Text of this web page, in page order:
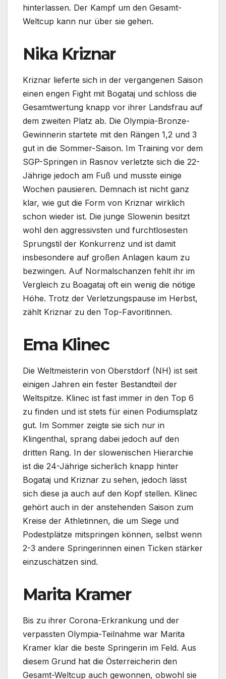
hinterlassen. Der Kampf um den Gesamt-
Weltcup kann nur über sie gehen.
Nika Kriznar
Kriznar lieferte sich in der vergangenen Saison
einen engen Fight mit Bogataj und schloss die
Gesamtwertung knapp vor ihrer Landsfrau auf
dem zweiten Platz ab. Die Olympia-Bronze-
Gewinnerin startete mit den Rängen 1,2 und 3
gut in die Sommer-Saison. Im Training vor dem
SGP-Springen in Rasnov verletzte sich die 22-
Jährige jedoch am Fuß und musste einige
Wochen pausieren. Demnach ist nicht ganz
klar, wie gut die Form von Kriznar wirklich
schon wieder ist. Die junge Slowenin besitzt
wohl den aggressivsten und furchtlosesten
Sprungstil der Konkurrenz und ist damit
insbesondere auf großen Anlagen kaum zu
bezwingen. Auf Normalschanzen fehlt ihr im
Vergleich zu Boagataj oft ein wenig die nötige
Höhe. Trotz der Verletzungspause im Herbst,
zählt Kriznar zu den Top-Favoritinnen.
Ema Klinec
Die Weltmeisterin von Oberstdorf (NH) ist seit
einigen Jahren ein fester Bestandteil der
Weltspitze. Klinec ist fast immer in den Top 6
zu finden und ist stets für einen Podiumsplatz
gut. Im Sommer zeigte sie sich nur in
Klingenthal, sprang dabei jedoch auf den
dritten Rang. In der slowenischen Hierarchie
ist die 24-Jährige sicherlich knapp hinter
Bogataj und Kriznar zu sehen, jedoch lässt
sich diese ja auch auf den Kopf stellen. Klinec
gehört auch in der anstehenden Saison zum
Kreise der Athletinnen, die um Siege und
Podestplätze mitspringen können, selbst wenn
2-3 andere Springerinnen einen Ticken stärker
einzuschätzen sind.
Marita Kramer
Bis zu ihrer Corona-Erkrankung und der
verpassten Olympia-Teilnahme war Marita
Kramer klar die beste Springerin im Feld. Aus
diesem Grund hat die Österreicherin den
Gesamt-Weltcup auch gewonnen, obwohl sie